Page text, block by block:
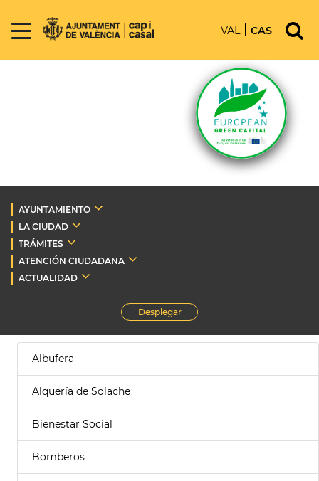
VAL CAS
AYUNTAMIENTO
LA CIUDAD
TRÁMITES
ATENCIÓN CIUDADANA
ACTUALIDAD
Desplegar
Albufera
Alquería de Solache
Bienestar Social
Bomberos